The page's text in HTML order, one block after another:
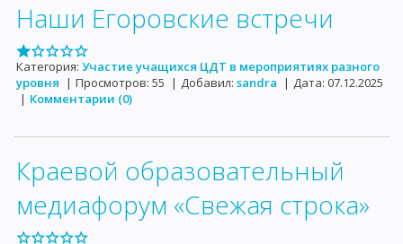
Наши Егоровские встречи
Категория: Участие учащихся ЦДТ в мероприятиях разного
уровня | Просмотров: 55 | Добавил: sandra | Дата: 07.12.2025
| Комментарии (0)
Краевой образовательный
медиафорум «Свежая строка»